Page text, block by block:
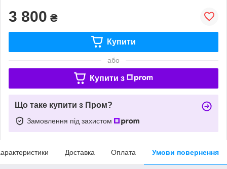
3 800 ₴
Купити
або
Купити з
Що таке купити з Пром?
Замовлення під захистом
Доставка Оплата Умови повернення